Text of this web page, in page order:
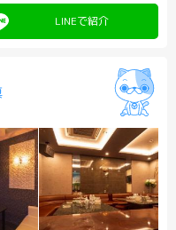
LINEで紹介